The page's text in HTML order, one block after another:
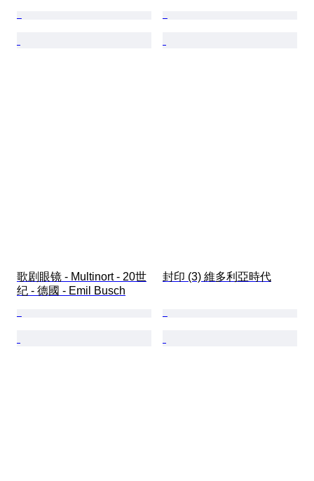
歌剧眼镜 - Multinort - 20世
纪 - 德國 - Emil Busch
封印 (3) 維多利亞時代